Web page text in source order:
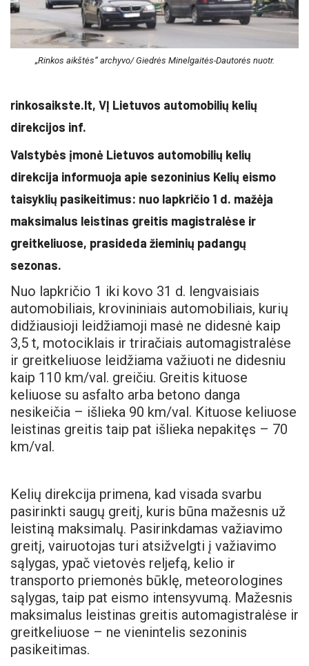
„Rinkos aikštės“ archyvo/ Giedrės Minelgaitės-Dautorės nuotr.
rinkosaikste.lt, VĮ Lietuvos automobilių kelių
direkcijos inf.
Valstybės įmonė Lietuvos automobilių kelių
direkcija informuoja apie sezoninius Kelių eismo
taisyklių pasikeitimus: nuo lapkričio 1 d. mažėja
maksimalus leistinas greitis magistralėse ir
greitkeliuose, prasideda žieminių padangų
sezonas.
Nuo lapkričio 1 iki kovo 31 d. lengvaisiais
automobiliais, krovininiais automobiliais, kurių
didžiausioji leidžiamoji masė ne didesnė kaip
3,5 t, motociklais ir triračiais automagistralėse
ir greitkeliuose leidžiama važiuoti ne didesniu
kaip 110 km/val. greičiu. Greitis kituose
keliuose su asfalto arba betono danga
nesikeičia – išlieka 90 km/val. Kituose keliuose
leistinas greitis taip pat išlieka nepakitęs – 70
km/val.
Kelių direkcija primena, kad visada svarbu
pasirinkti saugų greitį, kuris būna mažesnis už
leistiną maksimalų. Pasirinkdamas važiavimo
greitį, vairuotojas turi atsižvelgti į važiavimo
sąlygas, ypač vietovės reljefą, kelio ir
transporto priemonės būklę, meteorologines
sąlygas, taip pat eismo intensyvumą. Mažesnis
maksimalus leistinas greitis automagistralėse ir
greitkeliuose – ne vienintelis sezoninis
pasikeitimas.